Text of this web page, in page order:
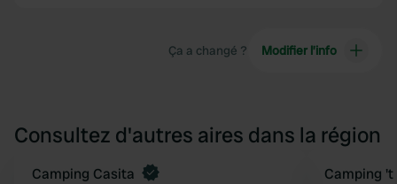
Ça a changé ? Modifier l’info
Consultez d'autres aires dans la région
Reserve maintenant
Camping Casita Camping